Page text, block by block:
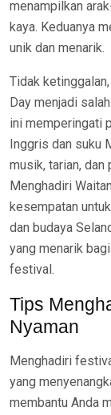
menampilkan
kaya. Keduanya
unik dan menarik.
Tidak
Day menjadi
ini memperingati
Inggris dan suku
musik, tarian, dan
Menghadiri
kesempatan
dan budaya
yang menarik
festival.
Tips
Nyaman
Menghadiri
yang
membantu Anda